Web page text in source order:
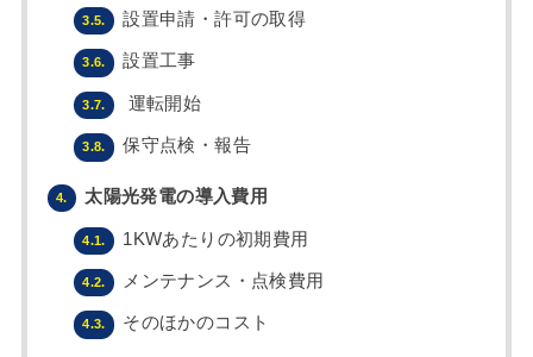
3.5. 設置申請・許可の取得
3.6. 設置工事
3.7. 運転開始
3.8. 保守点検・報告
4. 太陽光発電の導入費用
4.1. 1KWあたりの初期費用
4.2. メンテナンス・点検費用
4.3. そのほかのコスト